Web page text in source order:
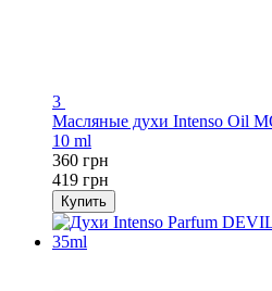
3
Масляные духи Intenso Oil
10 ml
360 грн
419 грн
Купить